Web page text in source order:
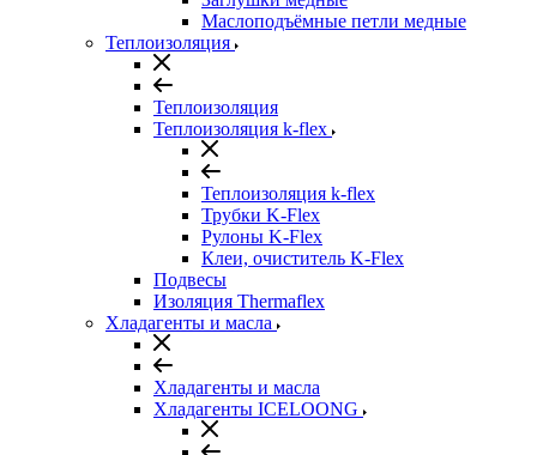
Маслоподъёмные петли медные
Теплоизоляция
Теплоизоляция
Теплоизоляция k-flex
Теплоизоляция k-flex
Трубки K-Flex
Рулоны K-Flex
Клеи, очиститель K-Flex
Подвесы
Изоляция Thermaflex
Хладагенты и масла
Хладагенты и масла
Хладагенты ICELOONG